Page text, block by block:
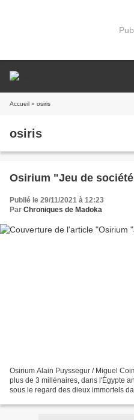
Accueil » osiris
osiris
Osirium "Jeu de
Publié le 29/11/2021 à 12:23
Par Chroniques de Madoka
Osirium Alain Puyssegur / Miguel
plus de 3 millénaires, dans l'Égypte
sous le regard des dieux immortels